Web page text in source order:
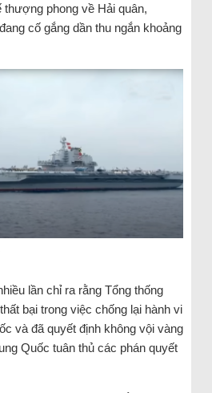
thượng phong về Hải quân,
cố gắng dần thu ngắn khoảng
lần chỉ ra rằng Tổng thống
bại trong việc chống lại hành vi
và đã quyết định không vội vàng
Quốc tuân thủ các phán quyết